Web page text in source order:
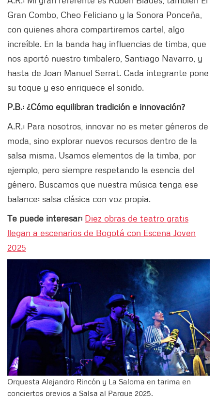
Gran Combo, Cheo Feliciano y la Sonora Ponceña,
con quienes ahora compartiremos cartel, algo
increíble. En la banda hay influencias de timba, que
nos aportó nuestro timbalero, Santiago Navarro, y
hasta de Joan Manuel Serrat. Cada integrante pone
su toque y eso enriquece el sonido.
P.B.: ¿Cómo equilibran tradición e innovación?
A.R.: Para nosotros, innovar no es meter géneros de
moda, sino explorar nuevos recursos dentro de la
salsa misma. Usamos elementos de la timba, por
ejemplo, pero siempre respetando la esencia del
género. Buscamos que nuestra música tenga ese
balance: salsa clásica con voz propia.
Te puede interesar: Diez obras de teatro gratis
llegan a escenarios de Bogotá con Escena Joven
2025
Orquesta Alejandro Rincón y La Saloma en tarima en
conciertos previos a Salsa al Parque 2025.